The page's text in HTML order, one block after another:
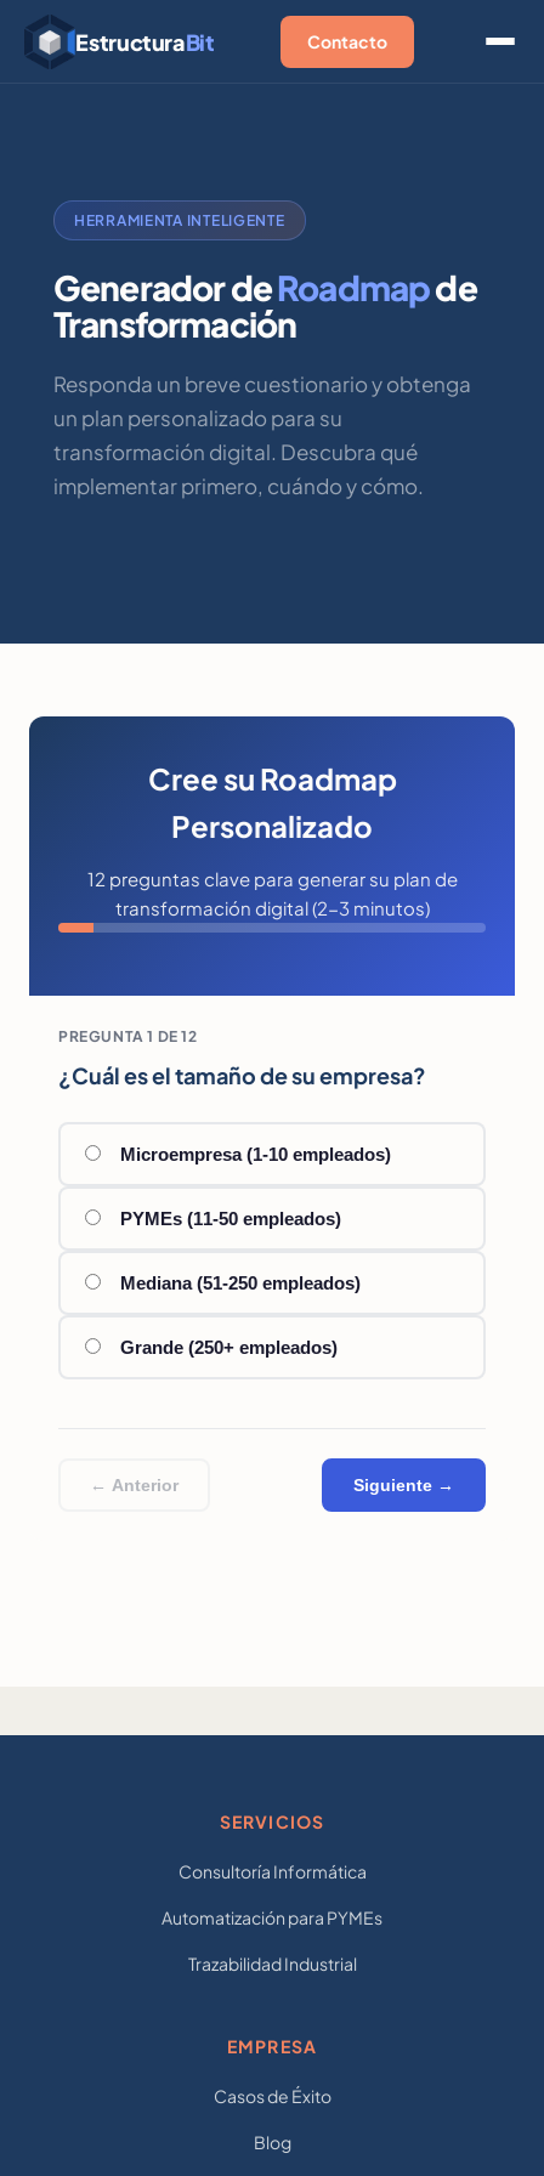
EstructuraBit Contacto
HERRAMIENTA INTELIGENTE
Generador deRoadmapde
Transformación
Responda un breve cuestionario y obtenga
un plan personalizado para su
transformación digital. Descubra qué
implementar primero, cuándo y cómo.
Cree su Roadmap
Personalizado
12 preguntas clave para generar su plan de
transformación digital (2-3 minutos)
PREGUNTA 1 DE 12
¿Cuál es el tamaño de su empresa?
Microempresa (1-10 empleados)
PYMEs (11-50 empleados)
Mediana (51-250 empleados)
Grande (250+ empleados)
← Anterior Siguiente →
SERVICIOS
Consultoría Informática
Automatización para PYMEs
Trazabilidad Industrial
EMPRESA
Casos de Éxito
Blog